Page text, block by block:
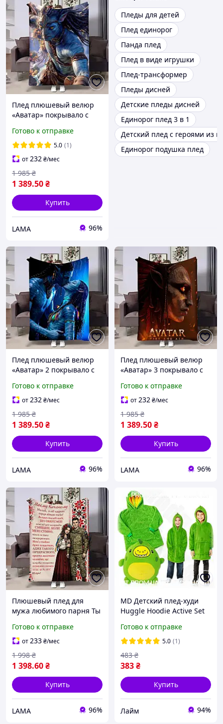
Плед плюшевый велюр
«Аватар» покрывало с
135x160
Готово к отправке
5.0 (1)
от232₴/мес
1 389.50₴
1 985 ₴
Купить
LAMA 96%
Пледы для детей
Плед единорог
Панда плед
Плед в виде игрушки
Плед-трансформер
Пледы дисней
Детские пледы дисней
Единорог плед 3 в 1
Детский плед с героями из
Единорог подушка плед
Плед плюшевый велюр
«Аватар» 2 покрывало с
135x160
Готово к отправке
от232₴/мес
1 389.50₴
1 985 ₴
Купить
LAMA 96%
Плед плюшевый велюр
«Аватар» 3 покрывало с
135x160
Готово к отправке
от232₴/мес
1 389.50₴
1 985 ₴
Купить
LAMA 96%
Плюшевый плед для
мужа любимого парня Ты
покрывало с 3D рисунком
135х160
Готово к отправке
от233₴/мес
1 398.60₴
1 998 ₴
Купить
LAMA 96%
MD Детский плед-худи
Huggle Hoodie Active Set
толстовка для игр и
отдыха игрушка 3 в
+BONUS
Готово к отправке
5.0 (1)
383₴
483 ₴
Купить
Лайм 94%